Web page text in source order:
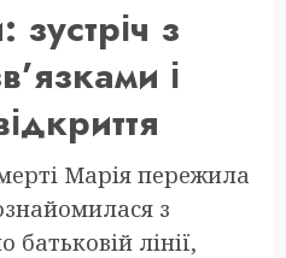
зустріч з
і
Марія пережила
з
лінії,